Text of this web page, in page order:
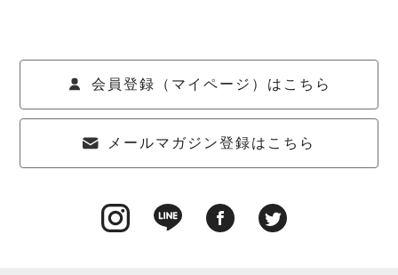
会員登録（マイページ）はこちら
メールマガジン登録はこちら